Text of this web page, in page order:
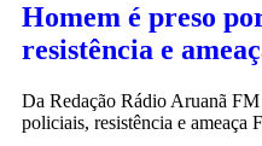
Homem é preso
resistência e
Da Redação Rádio Aruanã
policiais, resistência e ameaça